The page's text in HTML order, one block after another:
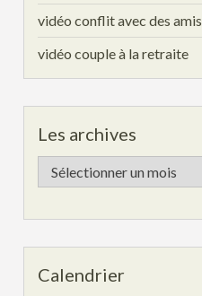
vidéo conflit avec des amis
vidéo couple à la retraite
Les archives
Les
archives
Calendrier